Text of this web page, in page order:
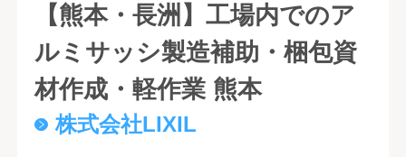
【熊本・長洲】工場内でのア
ルミサッシ製造補助・梱包資
材作成・軽作業 熊本
株式会社LIXIL